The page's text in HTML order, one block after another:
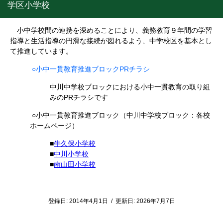
学区小学校
小中学校間の連携を深めることにより、義務教育９年間の学習
指導と生活指導の円滑な接続が図れるよう、中学校区を基本とし
て推進しています。
○小中一貫教育推進ブロックPRチラシ
中川中学校ブロックにおける小中一貫教育の取り組
みのPRチラシです
○小中一貫教育推進ブロック（中川中学校ブロック：各校
ホームページ）
■牛久保小学校
■中川小学校
■南山田小学校
登録日: 2014年4月1日 / 更新日: 2026年7月7日